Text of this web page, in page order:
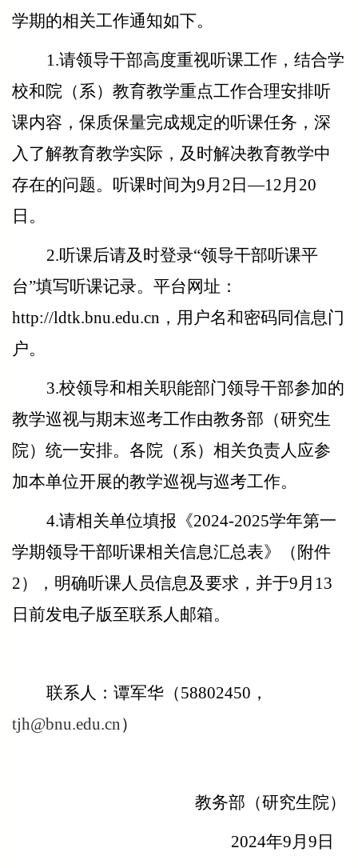
学期的相关工作通知如下。
1.请领导干部高度重视听课工作，结合学
校和院（系）教育教学重点工作合理安排听
课内容，保质保量完成规定的听课任务，深
入了解教育教学实际，及时解决教育教学中
存在的问题。听课时间为9月2日—12月20
日。
2.听课后请及时登录“领导干部听课平
台”填写听课记录。平台网址：
http://ldtk.bnu.edu.cn，用户名和密码同信息门
户。
3.校领导和相关职能部门领导干部参加的
教学巡视与期末巡考工作由教务部（研究生
院）统一安排。各院（系）相关负责人应参
加本单位开展的教学巡视与巡考工作。
4.请相关单位填报《2024-2025学年第一
学期领导干部听课相关信息汇总表》（附件
2），明确听课人员信息及要求，并于9月13
日前发电子版至联系人邮箱。
联系人：谭军华（58802450，
tjh@bnu.edu.cn）
教务部（研究生院）
2024年9月9日